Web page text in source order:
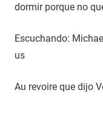
dormir porque no
Escuchando:
us
Au revoire que dijo